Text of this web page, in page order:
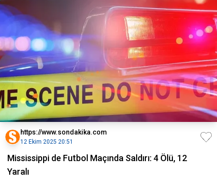
https://www.sondakika.com
12 Ekim 2025 20:51
Mississippi de Futbol Maçında Saldırı: 4 Ölü, 12
Yaralı